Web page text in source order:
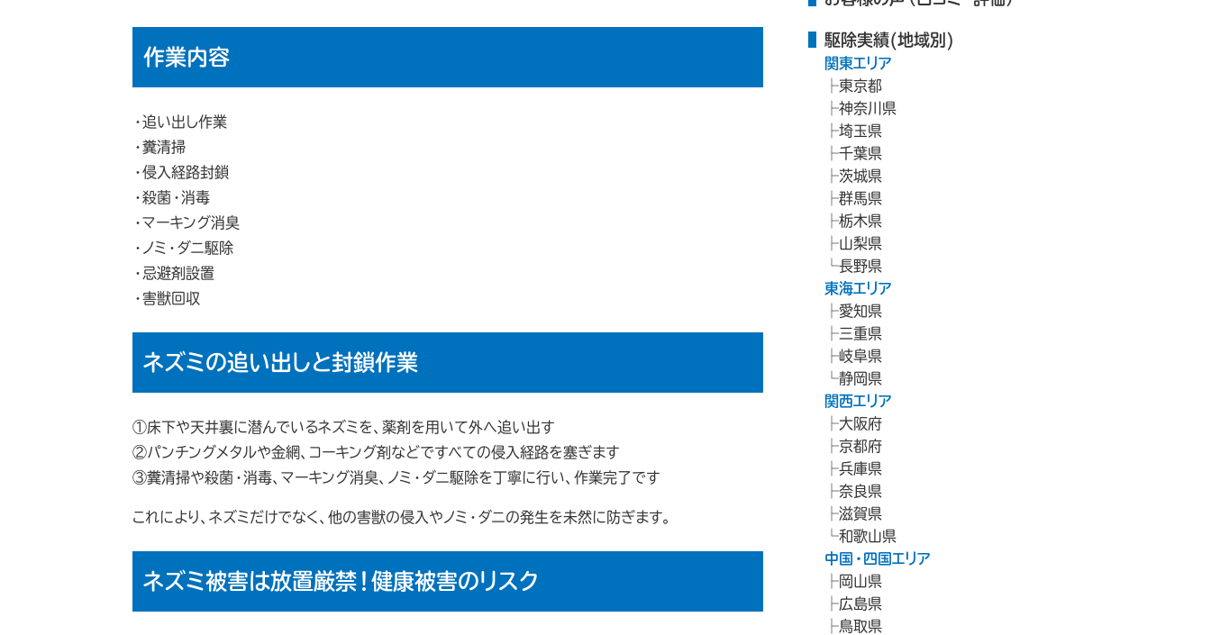
作業内容
・追い出し作業
・糞清掃
・侵入経路封鎖
・殺菌・消毒
・マーキング消臭
・ノミ・ダニ駆除
・忌避剤設置
・害獣回収
ネズミの追い出しと封鎖作業
①床下や天井裏に潜んでいるネズミを、薬剤を用いて外へ追い出す
②パンチングメタルや金網、コーキング剤などですべての侵入経路を塞ぎます
③糞清掃や殺菌・消毒、マーキング消臭、ノミ・ダニ駆除を丁寧に行い、作業完了です
これにより、ネズミだけでなく、他の害獣の侵入やノミ・ダニの発生を未然に防ぎます。
ネズミ被害は放置厳禁！健康被害のリスク
駆除実績(地域別)
関東エリア
東京都
神奈川県
埼玉県
千葉県
茨城県
群馬県
栃木県
山梨県
長野県
東海エリア
愛知県
三重県
岐阜県
静岡県
関西エリア
大阪府
京都府
兵庫県
奈良県
滋賀県
和歌山県
中国・四国エリア
岡山県
広島県
鳥取県